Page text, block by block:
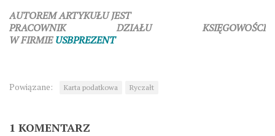
AUTOREM ARTYKUŁU JEST
PRACOWNIK DZIAŁU KSIĘGOWOŚCI
W FIRMIEUSBPREZENT
Powiązane: Karta podatkowa Ryczałt
1 KOMENTARZ